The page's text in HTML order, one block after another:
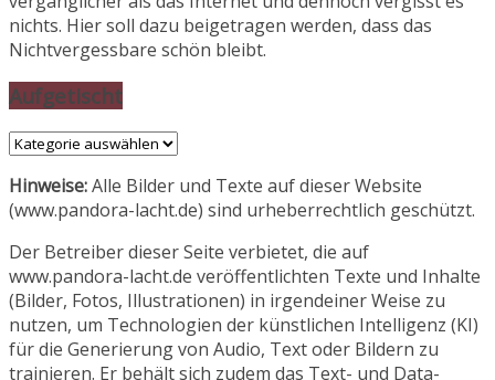
nichts. Hier soll dazu beigetragen werden, dass das
Nichtvergessbare schön bleibt.
Aufgetischt
Aufgetischt
Hinweise:Alle Bilder und Texte auf dieser Website
(www.pandora-lacht.de) sind urheberrechtlich geschützt.
Der Betreiber dieser Seite verbietet, die auf
www.pandora-lacht.de veröffentlichten Texte und Inhalte
(Bilder, Fotos, Illustrationen) in irgendeiner Weise zu
nutzen, um Technologien der künstlichen Intelligenz (KI)
für die Generierung von Audio, Text oder Bildern zu
trainieren. Er behält sich zudem das Text- und Data-